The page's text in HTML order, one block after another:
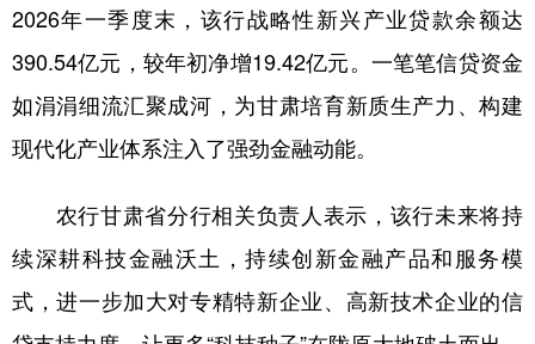
2026年一季度末，该行战略性新兴产业贷款余额达
390.54亿元，较年初净增19.42亿元。一笔笔信贷资金
如涓涓细流汇聚成河，为甘肃培育新质生产力、构建
现代化产业体系注入了强劲金融动能。
农行甘肃省分行相关负责人表示，该行未来将持
续深耕科技金融沃土，持续创新金融产品和服务模
式，进一步加大对专精特新企业、高新技术企业的信